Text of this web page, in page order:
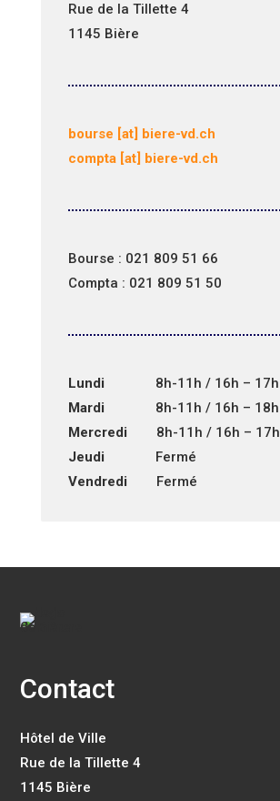
Rue de la Tillette 4
1145 Bière
bourse [at] biere-vd.ch
compta [at] biere-vd.ch
Bourse : 021 809 51 66
Compta : 021 809 51 50
Lundi 8h-11h / 16h – 17h
Mardi 8h-11h / 16h – 18h
Mercredi 8h-11h / 16h – 17h
Jeudi Fermé
Vendredi Fermé
Contact
Hôtel de Ville
Rue de la Tillette 4
1145 Bière